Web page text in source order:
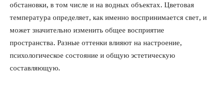
обстановки, в том числе и на водных объектах. Цветовая
температура определяет, как именно воспринимается свет, и
может значительно изменить общее восприятие
пространства. Разные оттенки влияют на настроение,
психологическое состояние и общую эстетическую
составляющую.